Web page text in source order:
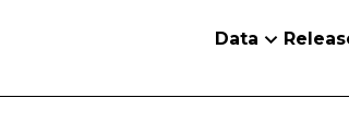
Data